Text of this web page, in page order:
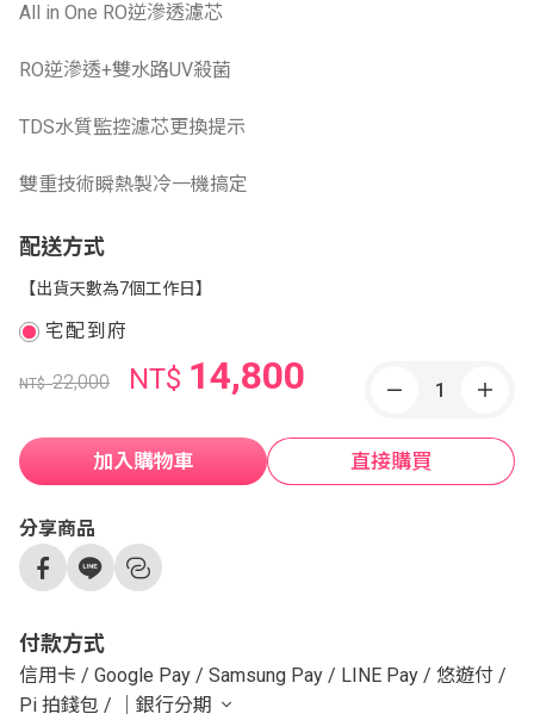
All in One RO逆滲透濾芯
RO逆滲透+雙水路UV殺菌
TDS水質監控濾芯更換提示
雙重技術瞬熱製冷一機搞定
配送方式
【出貨天數為7個工作日】
宅配到府
NT$22,000 NT$ 14,800
加入購物車 直接購買
分享商品
付款方式
信用卡 / Google Pay / Samsung Pay / LINE Pay / 悠遊付 /
Pi 拍錢包 / ｜銀行分期